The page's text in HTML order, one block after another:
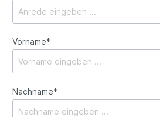
Vorname*
Nachname*